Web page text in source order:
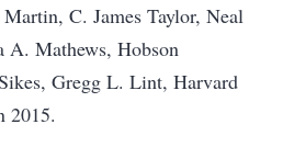
C. James Taylor, Neal
Mathews, Hobson
Gregg L. Lint, Harvard
2015.